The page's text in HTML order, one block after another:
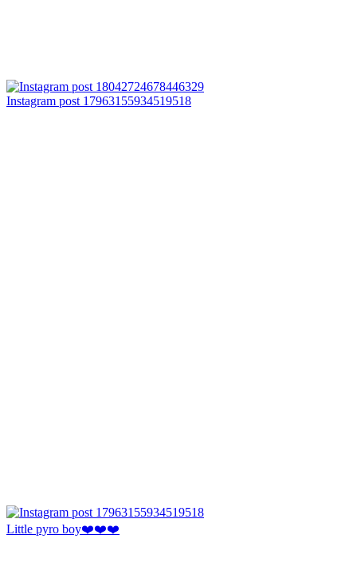
Instagram post 17963155934519518
Little pyro boy❤️❤️❤️